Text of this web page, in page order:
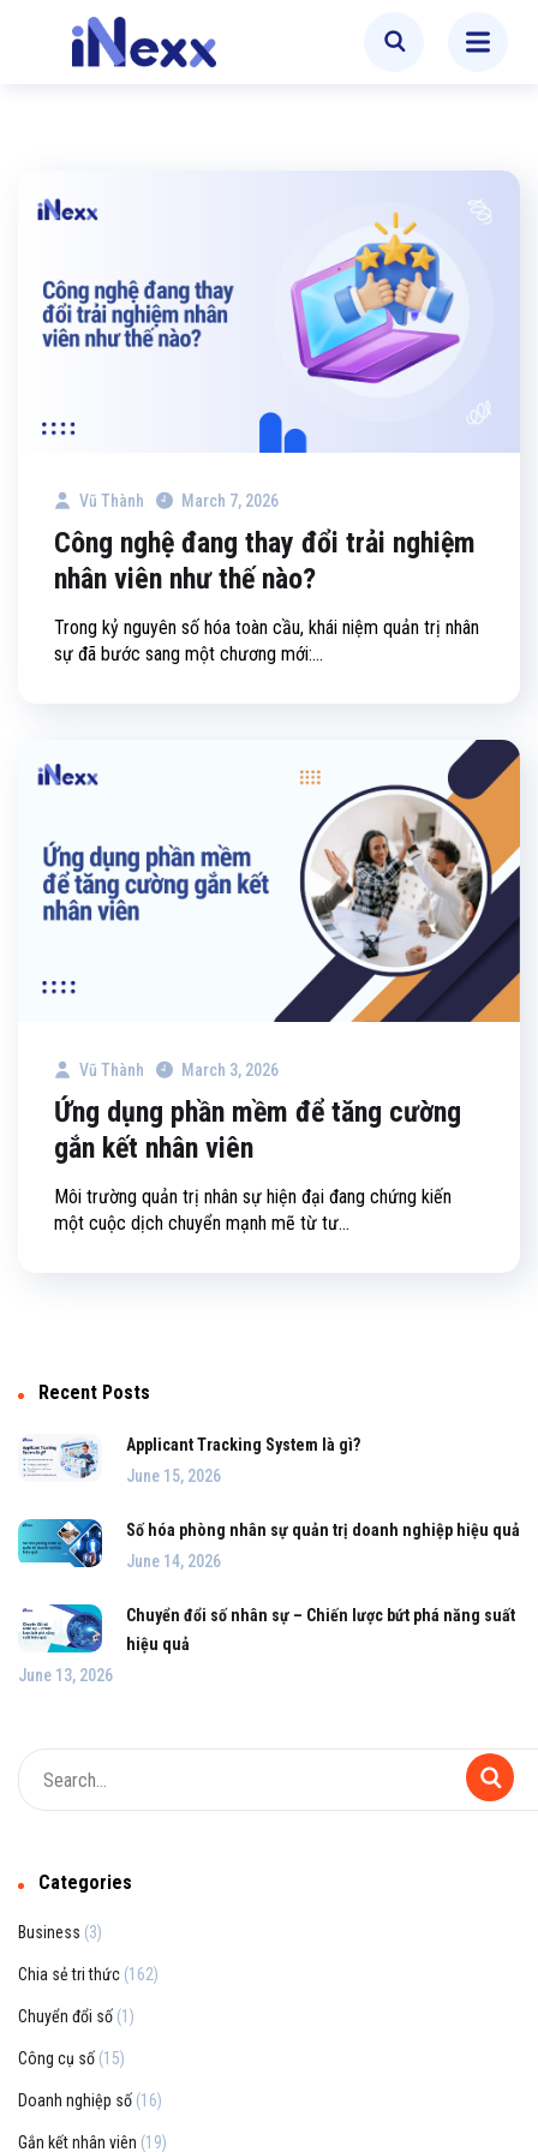
Vũ Thành March 7, 2026
Công nghệ đang thay đổi trải nghiệm
nhân viên như thế nào?
Trong kỷ nguyên số hóa toàn cầu, khái niệm quản trị nhân
sự đã bước sang một chương mới:...
Vũ Thành March 3, 2026
Ứng dụng phần mềm để tăng cường
gắn kết nhân viên
Môi trường quản trị nhân sự hiện đại đang chứng kiến
một cuộc dịch chuyển mạnh mẽ từ tư...
Recent Posts
Applicant Tracking System là gì?
June 15, 2026
Số hóa phòng nhân sự quản trị doanh nghiệp hiệu quả
June 14, 2026
Chuyển đổi số nhân sự – Chiến lược bứt phá năng suất
hiệu quả
June 13, 2026
Categories
Business (3)
Chia sẻ tri thức (162)
Chuyển đổi số (1)
Công cụ số (15)
Doanh nghiệp số (16)
Gắn kết nhân viên (19)